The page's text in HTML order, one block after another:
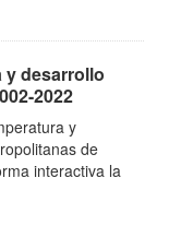
y desarrollo
2022
y
de
interactiva la